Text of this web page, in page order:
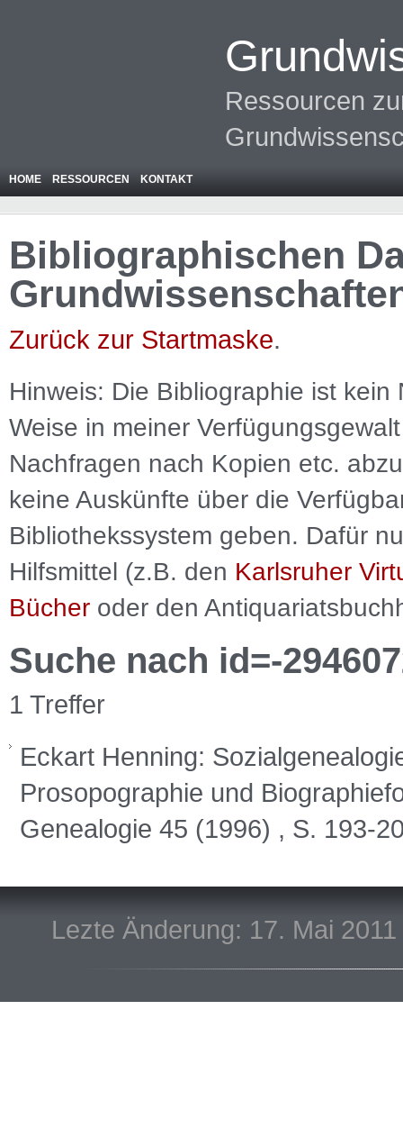
Ressourcen
HOME RESSOURCEN KONTAKT
Bibliographischen
Zurück zur Startmaske.
Hinweis: Die Bibliographie ist kein
Weise in meiner
Nachfragen nach Kopien etc.
keine Auskünfte über die
Bibliothekssystem geben. Dafür
Hilfsmittel (z.B. den Karlsruher
Bücher oder den
Suche nach id=-
1 Treffer
Eckart Henning:
Prosopographie und
Genealogie 45 (1996) , S. 193-
Lezte Änderung: 17. Mai